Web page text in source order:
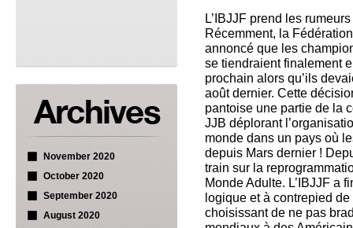
November 2020
October 2020
September 2020
August 2020
L’IBJJF prend les
Récemment, la
annoncé que les
se tiendraient finalement
prochain alors qu’ils
août dernier. Cette
pantoise une partie de la
JJB déplorant
monde dans un pays où
depuis Mars dernier !
train sur la
Monde Adulte. L’IBJJF a
logique et à contrepied
choisissant de ne pas